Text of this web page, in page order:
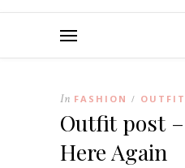
In FASHION / OUTFIT
Outfit post
Here Again